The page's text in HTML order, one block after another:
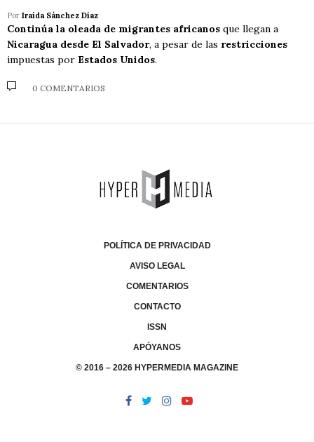
Por Iraida Sánchez Díaz
Continúa la oleada de migrantes africanos que llegan a
Nicaragua desde El Salvador, a pesar de las restricciones
impuestas por Estados Unidos.
0 COMENTARIOS
POLÍTICA DE PRIVACIDAD
AVISO LEGAL
COMENTARIOS
CONTACTO
ISSN
APÓYANOS
© 2016 – 2026 HYPERMEDIA MAGAZINE